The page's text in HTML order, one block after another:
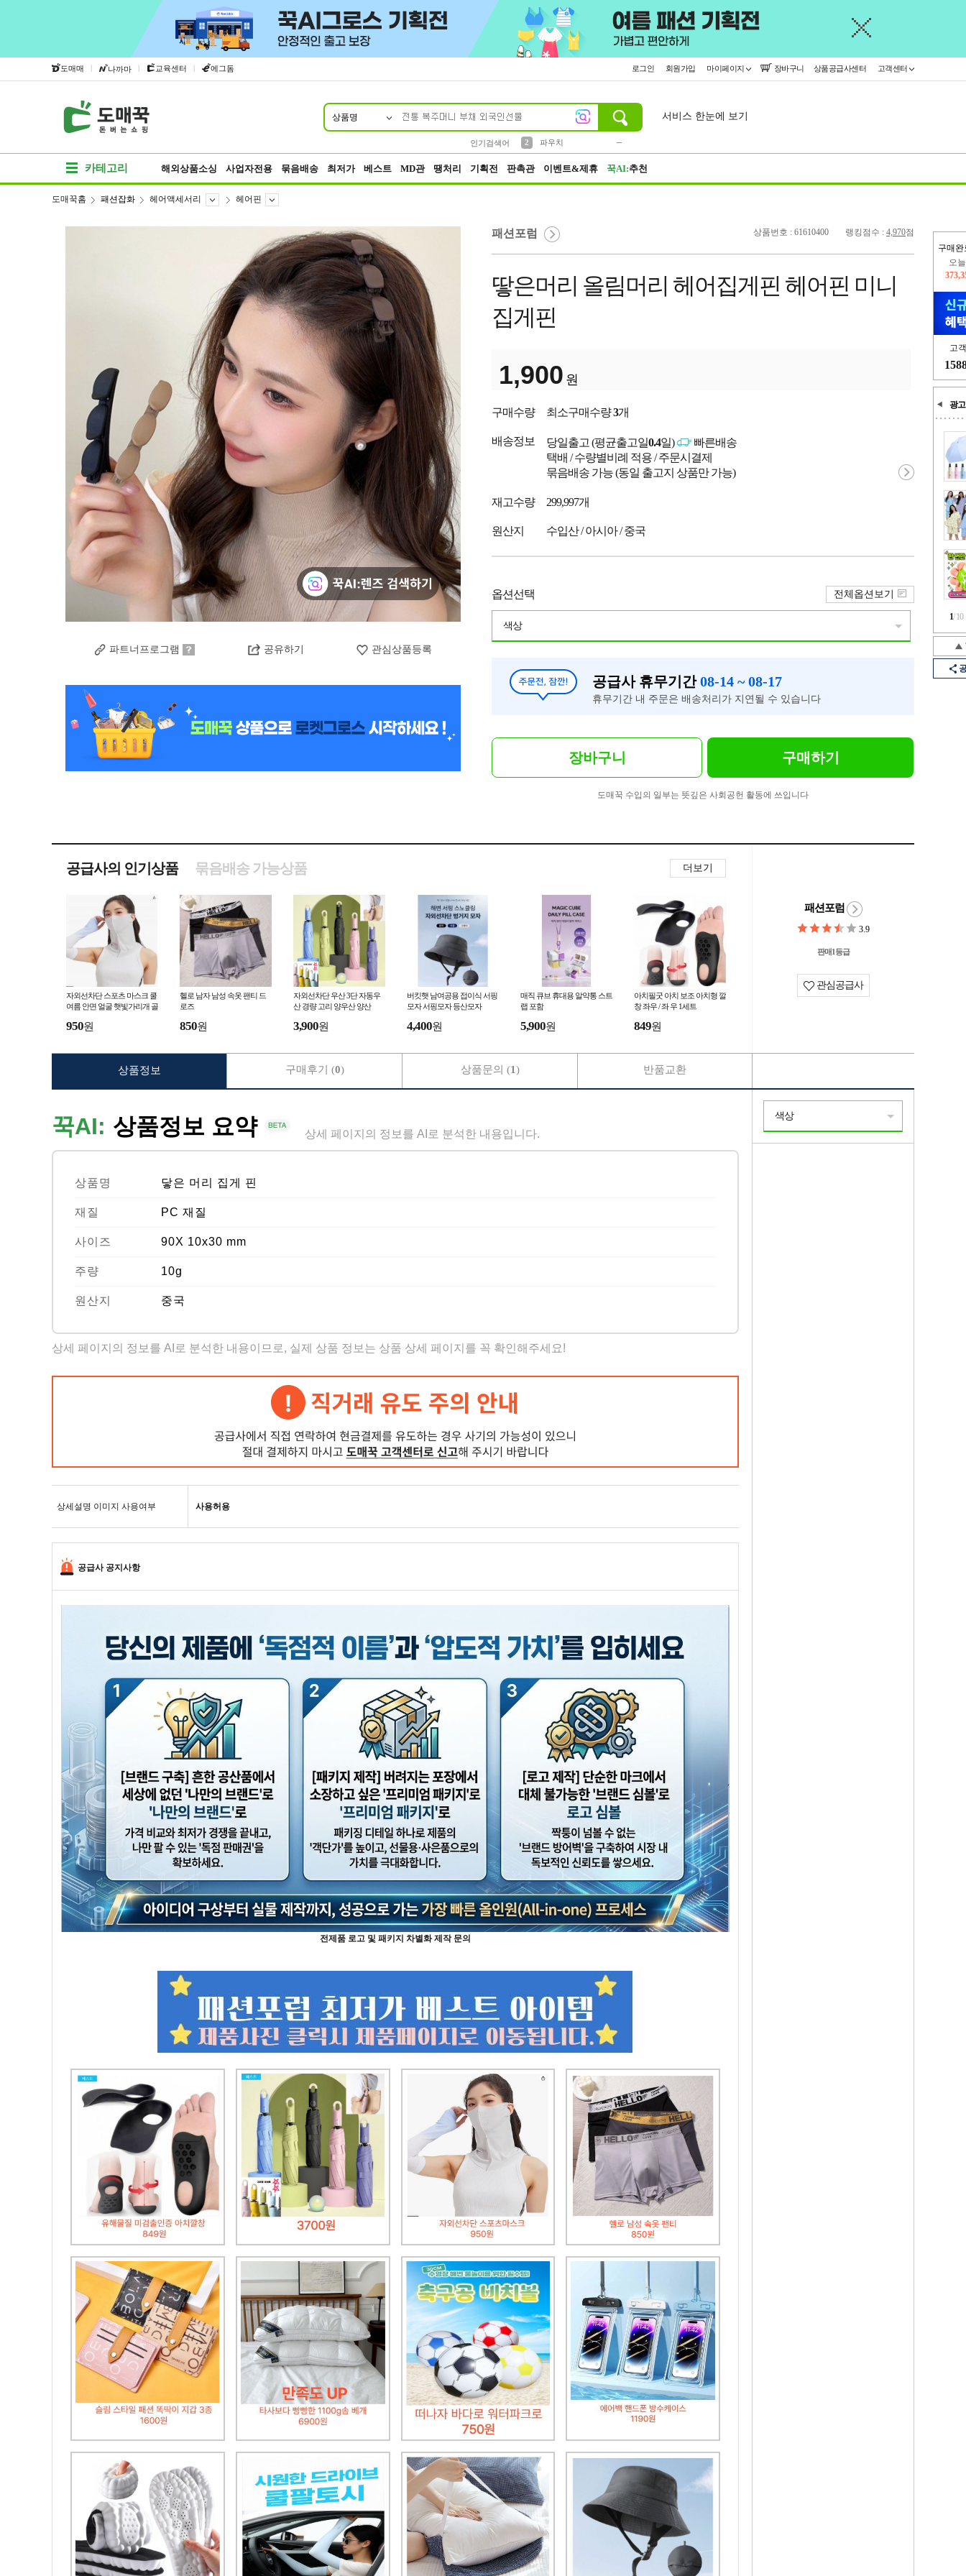
도매매 | 나까마 | 교육센터 | 에그돔 로그인 회원가입 마이페이지 장바구니 상품공급사센터 고객센터
상품명
인기검색어
2
파우치
서비스 한눈에 보기
카테고리 해외상품소싱 사업자전용 묶음배송 최저가 베스트 MD관 땡처리 기획전 판촉관 이벤트&제휴 꾹AI:추천
구매완
오
고
광고
1/10
도매꾹홈 패션잡화 헤어액세서리 헤어핀
파트너프로그램 공유하기 관심상품등록
상품번호 : 61610400 랭킹점수 : 4,970점
패션포럼
땋은머리 올림머리 헤어집게핀 헤어핀 미니
집게핀
1,900 원
구매수량 최소구매수량3개
배송정보 당일출고 (평균출고일0.4일)
빠른배송
택배 / 수량별비례 적용 / 주문시결제
묶음배송 가능 (동일 출고지 상품만 가능)
재고수량 299,997개
원산지 수입산 / 아시아 / 중국
옵션선택
색상
전체옵션보기
공급사 휴무기간08-14 ~ 08-17
휴무기간 내 주문은 배송처리가 지연될 수 있습니다
장바구니 구매하기
도매꾹 수입의 일부는 뜻깊은 사회공헌 활동에 쓰입니다
공급사의 인기상품 더보기
묶음배송 가능상품
자외선차단 스포츠 마스크 쿨
여름 안면 얼굴 햇빛가리개 골
950원
헬로 남자 남성 속옷 팬티 드
로즈
850원
자외선차단 우산 3단 자동우
산 경량 고리 양우산 양산
3,900원
버킷햇 남여공용 접이식 서핑
모자 서핑모자 등산모자
4,400원
매직 큐브 휴대용 알약통 스트
랩 포함
5,900원
아치필굿 아치 보조 아치형 깔
창 좌우 / 좌 우 1세트
849원
패션포럼
3.9
판매1등급
관심공급사
꾹AI: 상품정보 요약 상세 페이지의 정보를 AI로 분석한 내용입니다.
상품명 닿은 머리 집게 핀
재질 PC 재질
사이즈 90X 10x30 mm
주량 10g
원산지 중국
상세 페이지의 정보를 AI로 분석한 내용이므로, 실제 상품 정보는 상품 상세 페이지를 꼭 확인해주세요!
상세설명 이미지 사용여부 사용허용
공급사 공지사항
전제품 로고 및 패키지 차별화 제작 문의
상품정보 구매후기 (0) 상품문의 (1) 반품교환
색상